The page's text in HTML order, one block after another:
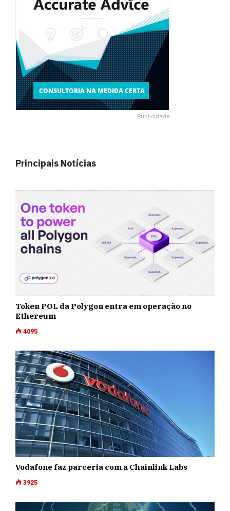
Publicidade
Principais Notícias
Token POL da Polygon entra em operação no
Ethereum
4095
Vodafone faz parceria com a Chainlink Labs
3925